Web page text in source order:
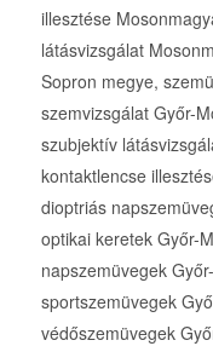
illesztése
látásvizsgálat
Sopron megye,
szemvizsgálat Győr-
szubjektív
kontaktlencse
dioptriás
optikai keretek Győr-
napszemüvegek
sportszemüvegek
védőszemüvegek